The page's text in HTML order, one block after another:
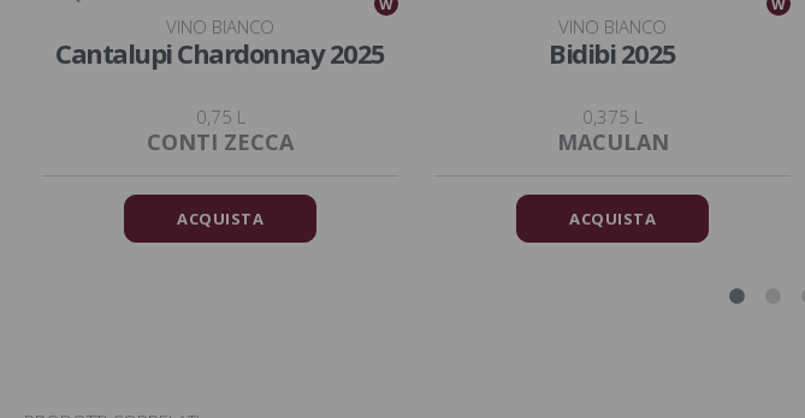
VINO BIANCO
Cantalupi Chardonnay 2025
0,75 L
CONTI ZECCA
ACQUISTA
VINO BIANCO
Bidibi 2025
0,375 L
MACULAN
ACQUISTA